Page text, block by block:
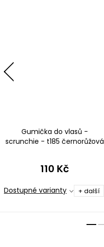
Gumička do vlasů -
scrunchie - t185 černorůžová
110 Kč
Dostupné varianty + další